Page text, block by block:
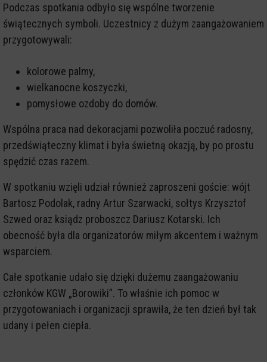
Podczas spotkania odbyło się wspólne tworzenie
świątecznych symboli. Uczestnicy z dużym zaangażowaniem
przygotowywali:
kolorowe palmy,
wielkanocne koszyczki,
pomysłowe ozdoby do domów.
Wspólna praca nad dekoracjami pozwoliła poczuć radosny,
przedświąteczny klimat i była świetną okazją, by po prostu
spędzić czas razem.
W spotkaniu wzięli udział również zaproszeni goście: wójt
Bartosz Podolak, radny Artur Szarwacki, sołtys Krzysztof
Szwed oraz ksiądz proboszcz Dariusz Kotarski. Ich
obecność była dla organizatorów miłym akcentem i ważnym
wsparciem.
Całe spotkanie udało się dzięki dużemu zaangażowaniu
członków KGW „Borowiki”. To właśnie ich pomoc w
przygotowaniach i organizacji sprawiła, że ten dzień był tak
udany i pełen ciepła.